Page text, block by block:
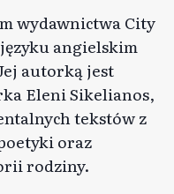
wydawnictwa City
angielskim
autorką jest
Eleni Sikelianos,
tekstów z
oraz
rodziny.